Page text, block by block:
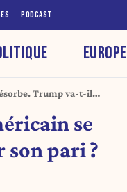
PODCAST
EUROPE
Trump va-t-il
se
pari ?